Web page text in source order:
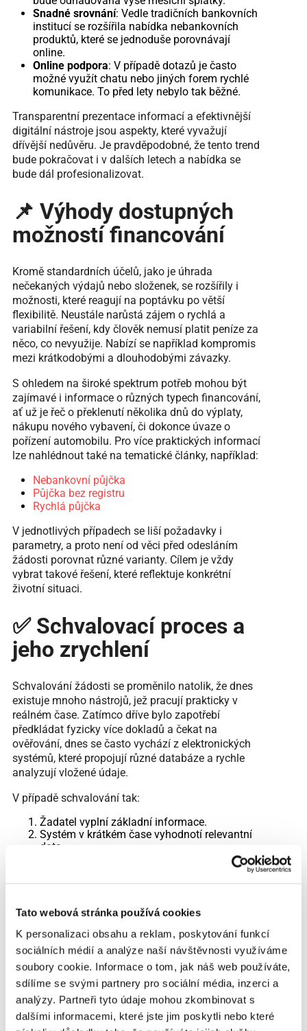
Tato webová stránka používá cookies
K personalizaci obsahu a reklam, poskytování funkcí
sociálních médií a analýze naší návštěvnosti využíváme
soubory cookie. Informace o tom, jak náš web používáte,
sdílíme se svými partnery pro sociální média, inzerci a
analýzy. Partneři tyto údaje mohou zkombinovat s
dalšími informacemi, které jste jim poskytli nebo které
Snadné srovnání: Vedle tradičních bankovních
institucí se rozšířila nabídka nebankovních
produktů, které se jednoduše porovnávají
online.
Online podpora: V případě dotazů je často
možné využít chatu nebo jiných forem rychlé
komunikace. To před lety nebylo tak běžné.
Transparentní prezentace informací a efektivnější
digitální nástroje jsou aspekty, které vyvažují
dřívější nedůvěru. Je pravděpodobné, že tento trend
bude pokračovat i v dalších letech a nabídka se
bude dál profesionalizovat.
📌 Výhody dostupných
možností financování
Kromě standardních účelů, jako je úhrada
nečekaných výdajů nebo složenek, se rozšířily i
možnosti, které reagují na poptávku po větší
flexibilitě. Neustále narůstá zájem o rychlá a
variabilní řešení, kdy člověk nemusí platit peníze za
něco, co nevyužije. Nabízí se například kompromis
mezi krátkodobými a dlouhodobými závazky.
S ohledem na široké spektrum potřeb mohou být
zajímavé i informace o různých typech financování,
ať už je řeč o překlenutí několika dnů do výplaty,
nákupu nového vybavení, či dokonce úvaze o
pořízení automobilu. Pro více praktických informací
lze nahlédnout také na tematické články, například:
Nebankovní půjčka
Půjčka bez registru
Rychlá půjčka
V jednotlivých případech se liší požadavky i
parametry, a proto není od věci před odesláním
žádosti porovnat různé varianty. Cílem je vždy
vybrat takové řešení, které reflektuje konkrétní
životní situaci.
✅ Schvalovací proces a
jeho zrychlení
Schvalování žádosti se proměnilo natolik, že dnes
existuje mnoho nástrojů, jež pracují prakticky v
reálném čase. Zatímco dříve bylo zapotřebí
předkládat fyzicky více dokladů a čekat na
ověřování, dnes se často vychází z elektronických
systémů, které propojují různé databáze a rychle
analyzují vložené údaje.
V případě schvalování tak:
Žadatel vyplní základní informace.
Systém v krátkém čase vyhodnotí relevantní
data.
Dochází k rychlému sdělení předběžného
schůzku či hromadit papírové smlouvy. Vše lze
možnosti reagovat na nenadálé finanční potřeby
bez prodlev.
🎯 Proměna image
nebankovních řešení